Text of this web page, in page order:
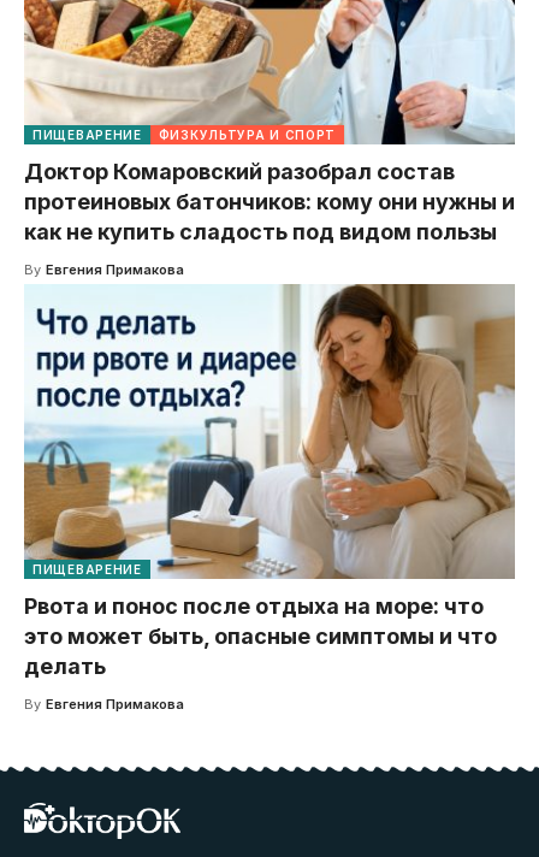
ПИЩЕВАРЕНИЕ ФИЗКУЛЬТУРА И СПОРТ
Доктор Комаровский разобрал состав
протеиновых батончиков: кому они нужны и
как не купить сладость под видом пользы
By Евгения Примакова
ПИЩЕВАРЕНИЕ
Рвота и понос после отдыха на море: что
это может быть, опасные симптомы и что
делать
By Евгения Примакова